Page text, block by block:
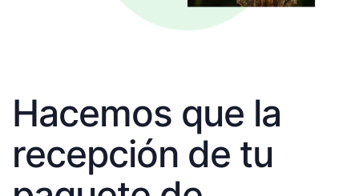
Hacemos que la
recepción de tu